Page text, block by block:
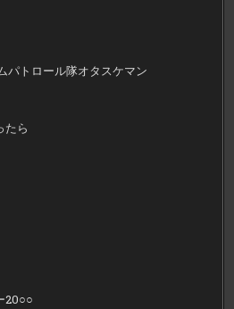
パトロール隊オタスケマン
たら
20○○